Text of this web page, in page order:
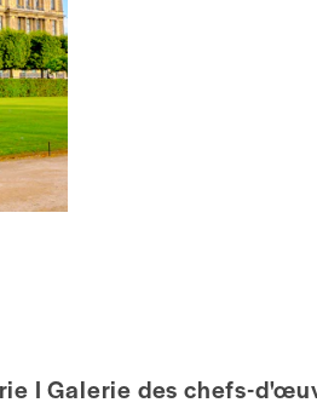
I Galerie des chefs-